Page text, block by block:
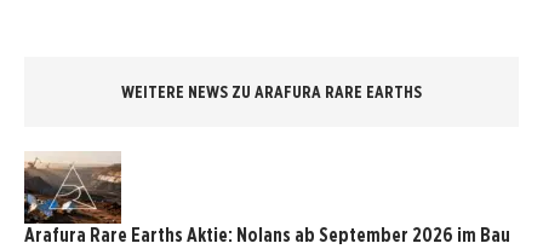
WEITERE NEWS ZU ARAFURA RARE EARTHS
Arafura Rare Earths Aktie: Nolans ab September 2026 im Bau